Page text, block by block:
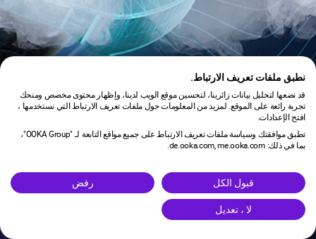
is under maintenance.
نطبق ملفات تعريف الارتباط.
قد نضعها لتحليل بيانات زائرينا، لتحسين موقع الويب لدينا، وإظهار محتوى مخصص ومنحك
تجربة رائعة على الموقع. لمزيد من المعلومات حول ملفات تعريف الارتباط التي نستخدمها ،
افتح الإعدادات.
تطبق موافقتك وسياسة ملفات تعريف الارتباط على جميع مواقع التابعة لـ "OOKA Group"،
بما في ذلك: de.ooka.com, me.ooka.com.
قبول الكل رفض
لا ، تعديل